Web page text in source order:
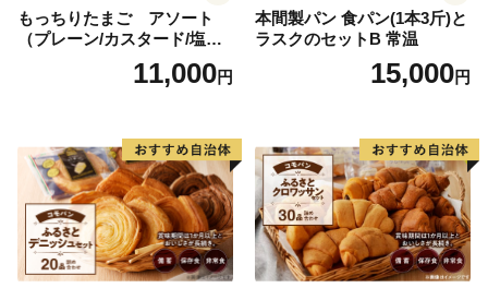
もっちりたまご アソート
（プレーン/カスタード/塩バ
ター/小倉バター）11,000円
本間製パン 食パン(1本3斤)と
ラスクのセットB 常温
15,000円